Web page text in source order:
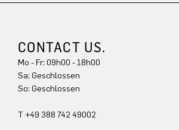
CONTACT US.
Mo - Fr: 09h00 - 18h00
Sa: Geschlossen
So: Geschlossen
T +49 388 742 49002